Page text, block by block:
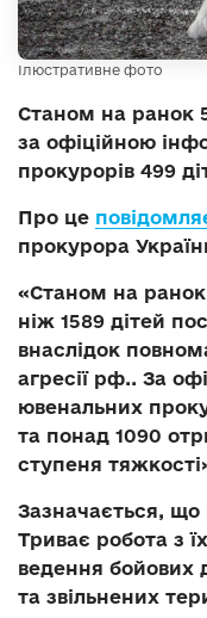
Ілюстративне фото
Станом на ранок
за офіційною
прокурорів 499
Про це
прокурора
«Станом на
ніж 1589 дітей
внаслідок
агресії рф.. За
ювенальних
та понад 1090
ступеня
Зазначається, що
Триває робота з
ведення бойових
та звільнених